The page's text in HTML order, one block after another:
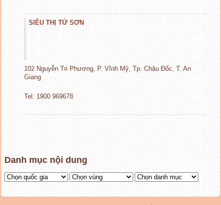
SIÊU THỊ TỨ SƠN
102 Nguyễn Tri Phương, P. Vĩnh Mỹ, Tp. Châu Đốc, T. An
Giang
Tel: 1900 969678
Danh mục nội dung